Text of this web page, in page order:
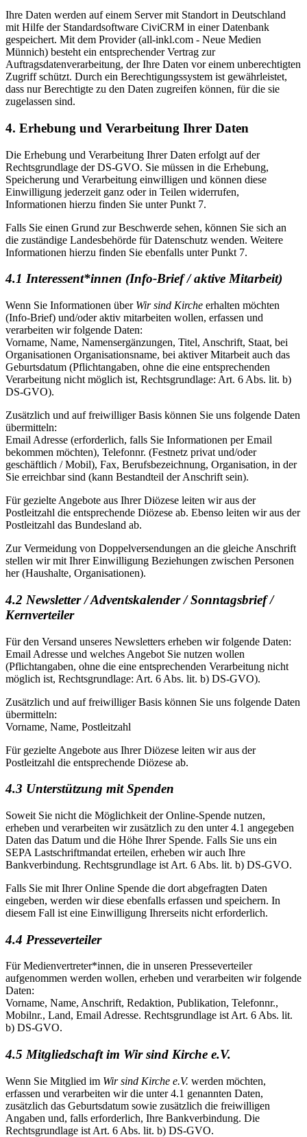
Ihre Daten werden auf einem Server mit Standort in Deutschland
mit Hilfe der Standardsoftware CiviCRM in einer Datenbank
gespeichert. Mit dem Provider (all-inkl.com - Neue Medien
Münnich) besteht ein entsprechender Vertrag zur
Auftragsdatenverarbeitung, der Ihre Daten vor einem unberechtigten
Zugriff schützt. Durch ein Berechtigungssystem ist gewährleistet,
dass nur Berechtigte zu den Daten zugreifen können, für die sie
zugelassen sind.
4. Erhebung und Verarbeitung Ihrer Daten
Die Erhebung und Verarbeitung Ihrer Daten erfolgt auf der
Rechtsgrundlage der DS-GVO. Sie müssen in die Erhebung,
Speicherung und Verarbeitung einwilligen und können diese
Einwilligung jederzeit ganz oder in Teilen widerrufen,
Informationen hierzu finden Sie unter Punkt 7.
Falls Sie einen Grund zur Beschwerde sehen, können Sie sich an
die zuständige Landesbehörde für Datenschutz wenden. Weitere
Informationen hierzu finden Sie ebenfalls unter Punkt 7.
4.1 Interessent*innen (Info-Brief / aktive Mitarbeit)
Wenn Sie Informationen über Wir sind Kirche erhalten möchten
(Info-Brief) und/oder aktiv mitarbeiten wollen, erfassen und
verarbeiten wir folgende Daten:
Vorname, Name, Namensergänzungen, Titel, Anschrift, Staat, bei
Organisationen Organisationsname, bei aktiver Mitarbeit auch das
Geburtsdatum (Pflichtangaben, ohne die eine entsprechenden
Verarbeitung nicht möglich ist, Rechtsgrundlage: Art. 6 Abs. lit. b)
DS-GVO).
Zusätzlich und auf freiwilliger Basis können Sie uns folgende Daten
übermitteln:
Email Adresse (erforderlich, falls Sie Informationen per Email
bekommen möchten), Telefonnr. (Festnetz privat und/oder
geschäftlich / Mobil), Fax, Berufsbezeichnung, Organisation, in der
Sie erreichbar sind (kann Bestandteil der Anschrift sein).
Für gezielte Angebote aus Ihrer Diözese leiten wir aus der
Postleitzahl die entsprechende Diözese ab. Ebenso leiten wir aus der
Postleitzahl das Bundesland ab.
Zur Vermeidung von Doppelversendungen an die gleiche Anschrift
stellen wir mit Ihrer Einwilligung Beziehungen zwischen Personen
her (Haushalte, Organisationen).
4.2 Newsletter / Adventskalender / Sonntagsbrief /
Kernverteiler
Für den Versand unseres Newsletters erheben wir folgende Daten:
Email Adresse und welches Angebot Sie nutzen wollen
(Pflichtangaben, ohne die eine entsprechenden Verarbeitung nicht
möglich ist, Rechtsgrundlage: Art. 6 Abs. lit. b) DS-GVO).
Zusätzlich und auf freiwilliger Basis können Sie uns folgende Daten
übermitteln:
Vorname, Name, Postleitzahl
Für gezielte Angebote aus Ihrer Diözese leiten wir aus der
Postleitzahl die entsprechende Diözese ab.
4.3 Unterstützung mit Spenden
Soweit Sie nicht die Möglichkeit der Online-Spende nutzen,
erheben und verarbeiten wir zusätzlich zu den unter 4.1 angegeben
Daten das Datum und die Höhe Ihrer Spende. Falls Sie uns ein
SEPA Lastschriftmandat erteilen, erheben wir auch Ihre
Bankverbindung. Rechtsgrundlage ist Art. 6 Abs. lit. b) DS-GVO.
Falls Sie mit Ihrer Online Spende die dort abgefragten Daten
eingeben, werden wir diese ebenfalls erfassen und speichern. In
diesem Fall ist eine Einwilligung Ihrerseits nicht erforderlich.
4.4 Presseverteiler
Für Medienvertreter*innen, die in unseren Presseverteiler
aufgenommen werden wollen, erheben und verarbeiten wir folgende
Daten:
Vorname, Name, Anschrift, Redaktion, Publikation, Telefonnr.,
Mobilnr., Land, Email Adresse. Rechtsgrundlage ist Art. 6 Abs. lit.
b) DS-GVO.
4.5 Mitgliedschaft im Wir sind Kirche e.V.
Wenn Sie Mitglied im Wir sind Kirche e.V. werden möchten,
erfassen und verarbeiten wir die unter 4.1 genannten Daten,
zusätzlich das Geburtsdatum sowie zusätzlich die freiwilligen
Angaben und, falls erforderlich, Ihre Bankverbindung. Die
Rechtsgrundlage ist Art. 6 Abs. lit. b) DS-GVO.